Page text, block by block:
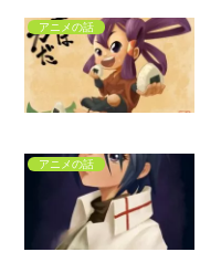
アニメの話
アニメの話